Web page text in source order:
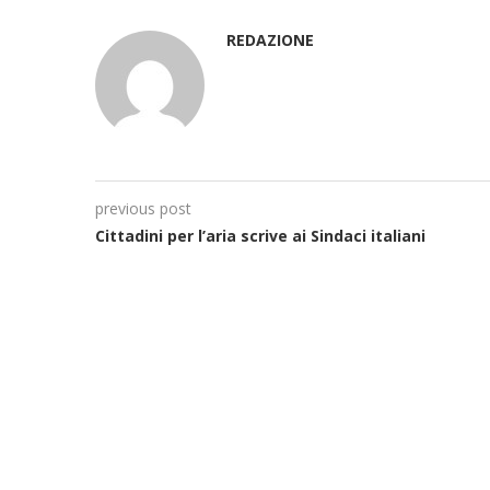
REDAZIONE
previous post
Cittadini per l’aria scrive ai Sindaci italiani